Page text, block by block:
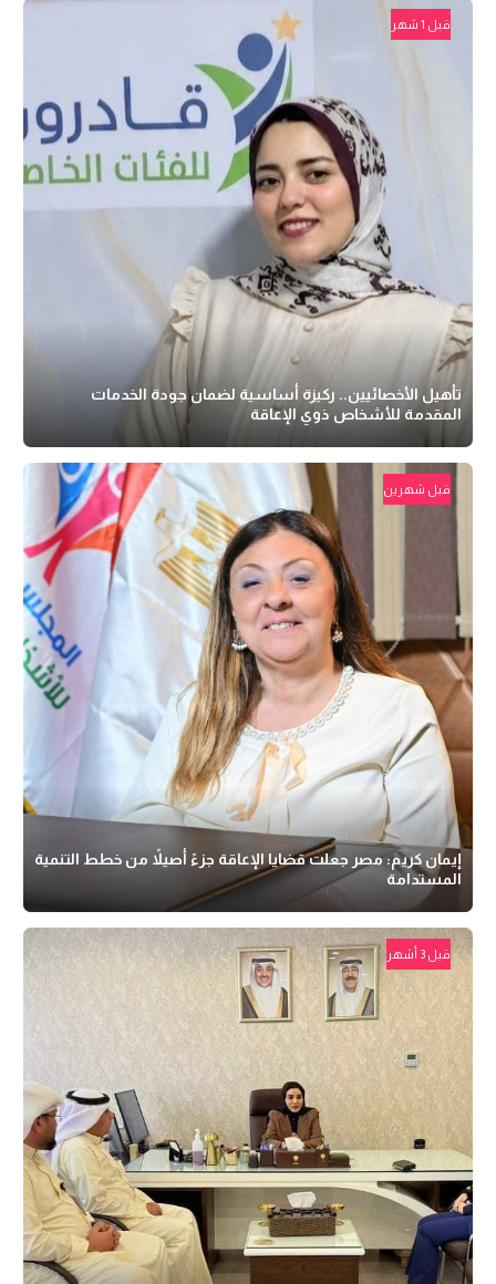
قبل 1 شهر
تأهيل الأخصائيين.. ركيزة أساسية لضمان جودة الخدمات
المقدمة للأشخاص ذوي الإعاقة
قبل شهرين
إيمان كريم: مصر جعلت قضايا الإعاقة جزءً أصيلاً من خطط التنمية
المستدامة
قبل 3 أشهر